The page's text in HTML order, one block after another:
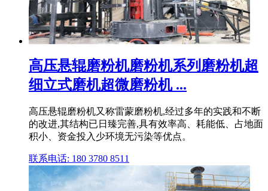
高压悬辊磨粉机磨粉机系列磨粉机超
细立式磨机超微磨粉机 ...
高压悬辊磨粉机又称雷蒙磨粉机,经过多年的实践和不断
的改进,其结构已日臻完善,具有效率高、耗能低、占地面
积小、资金投入少环境无污染等优点。
联系电话: 180 3780 8511